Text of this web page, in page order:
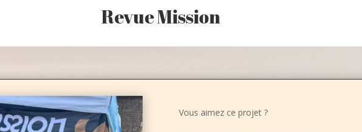
Revue Mission
Vous aimez ce projet ?